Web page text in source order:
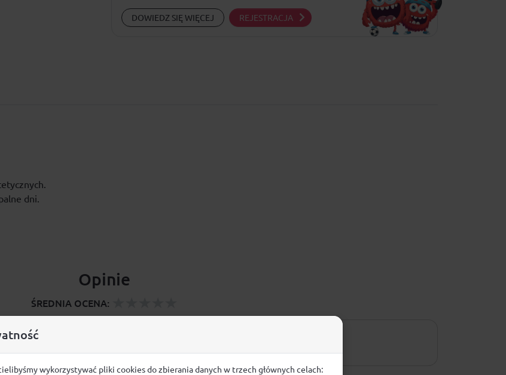
DOWIEDZ SIĘ WIĘCEJ REJESTRACJA
dni.
Opinie
ŚREDNIA OCENA:
ma jeszcze żadnej recenzji produktu
wykorzystywać pliki cookies do zbierania danych w trzech głównych celach: